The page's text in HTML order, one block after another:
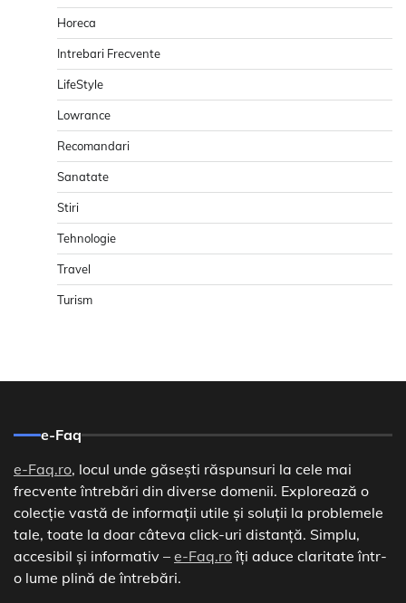
Horeca
Intrebari Frecvente
LifeStyle
Lowrance
Recomandari
Sanatate
Stiri
Tehnologie
Travel
Turism
e-Faq
e-Faq.ro, locul unde găsești răspunsuri la cele mai
frecvente întrebări din diverse domenii. Explorează o
colecție vastă de informații utile și soluții la problemele
tale, toate la doar câteva click-uri distanță. Simplu,
accesibil și informativ – e-Faq.roîți aduce claritate într-
o lume plină de întrebări.